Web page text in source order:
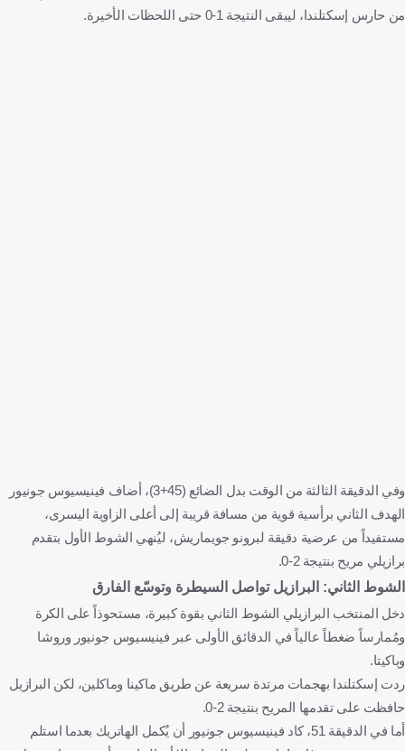
من حارس إسكتلندا، ليبقى النتيجة 1-0 حتى اللحظات الأخيرة.
وفي الدقيقة الثالثة من الوقت بدل الضائع (45+3)، أضاف فينيسيوس جونيور
الهدف الثاني برأسية قوية من مسافة قريبة إلى أعلى الزاوية اليسرى،
مستفيداً من عرضية دقيقة لبرونو جويماريش، ليُنهي الشوط الأول بتقدم
برازيلي مريح بنتيجة 2-0.
الشوط الثاني: البرازيل تواصل السيطرة وتوسّع الفارق
دخل المنتخب البرازيلي الشوط الثاني بقوة كبيرة، مستحوذاً على الكرة
ومُمارساً ضغطاً عالياً في الدقائق الأولى عبر فينيسيوس جونيور وروشا
وباكيتا.
ردت إسكتلندا بهجمات مرتدة سريعة عن طريق ماكينا وماكلين، لكن البرازيل
حافظت على تقدمها المريح بنتيجة 2-0.
أما في الدقيقة 51، كاد فينيسيوس جونيور أن يُكمل الهاتريك بعدما استلم